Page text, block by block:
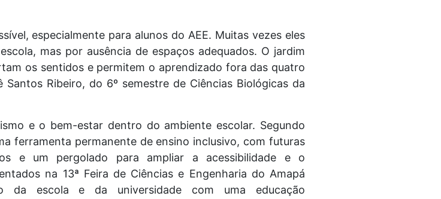
especialmente para alunos do AEE. Muitas vezes eles
mas por ausência de espaços adequados. O jardim
os sentidos e permitem o aprendizado fora das quatro
Santos Ribeiro, do 6º semestre de Ciências Biológicas da
e o bem-estar dentro do ambiente escolar. Segundo
ferramenta permanente de ensino inclusivo, com futuras
e um pergolado para ampliar a acessibilidade e o
na 13ª Feira de Ciências e Engenharia do Amapá
da escola e da universidade com uma educação